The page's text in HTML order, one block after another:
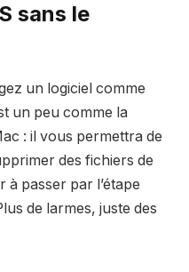
sans le
un logiciel comme
un peu comme la
: il vous permettra de
des fichiers de
à passer par l’étape
de larmes, juste des